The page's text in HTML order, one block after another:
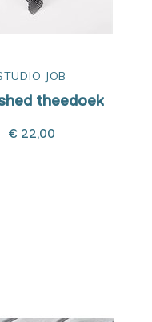
JOB
theedoek
€ 22,00